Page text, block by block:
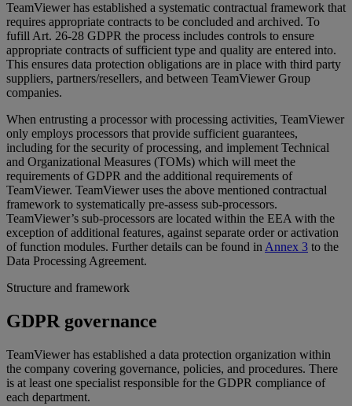
TeamViewer has established a systematic contractual framework that
requires appropriate contracts to be concluded and archived. To
fufill Art. 26-28 GDPR the process includes controls to ensure
appropriate contracts of sufficient type and quality are entered into.
This ensures data protection obligations are in place with third party
suppliers, partners/resellers, and between TeamViewer Group
companies.
When entrusting a processor with processing activities, TeamViewer
only employs processors that provide sufficient guarantees,
including for the security of processing, and implement Technical
and Organizational Measures (TOMs) which will meet the
requirements of GDPR and the additional requirements of
TeamViewer. TeamViewer uses the above mentioned contractual
framework to systematically pre-assess sub-processors.
TeamViewer’s sub-processors are located within the EEA with the
exception of additional features, against separate order or activation
of function modules. Further details can be found in Annex 3 to the
Data Processing Agreement.
Structure and framework
GDPR governance
TeamViewer has established a data protection organization within
the company covering governance, policies, and procedures. There
is at least one specialist responsible for the GDPR compliance of
each department.